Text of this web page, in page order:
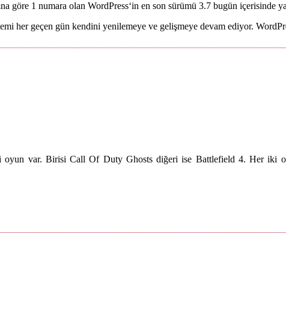
göre 1 numara olan WordPress‘in en son sürümü 3.7 bugün içerisinde
her geçen gün kendini yenilemeye ve gelişmeye devam ediyor.
oyun var. Birisi Call Of Duty Ghosts diğeri ise Battlefield 4. Her iki